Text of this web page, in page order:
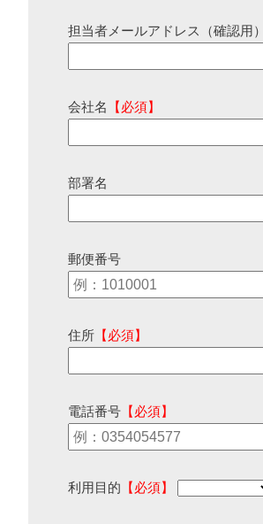
担当者メールアドレス（確認用）
会社名 【必須】
部署名
郵便番号
住所 【必須】
電話番号 【必須】
利用目的 【必須】